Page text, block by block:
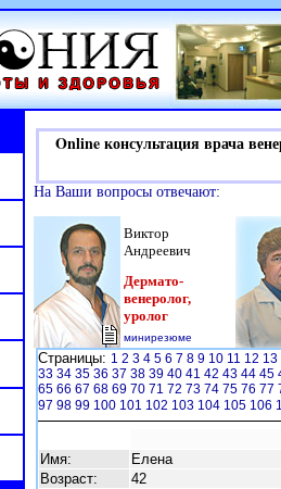
Online консультация врача
На Ваши вопросы отвечают:
Виктор
Андреевич
Дермато-
венеролог,
уролог
минирезюме
Страницы: 1 2 3 4 5 6 7 8 9 10 11 12 13
33 34 35 36 37 38 39 40 41 42 43 44 45
65 66 67 68 69 70 71 72 73 74 75 76 77
97 98 99 100 101 102 103 104 105 106
Имя:
Елена
Возраст:
42